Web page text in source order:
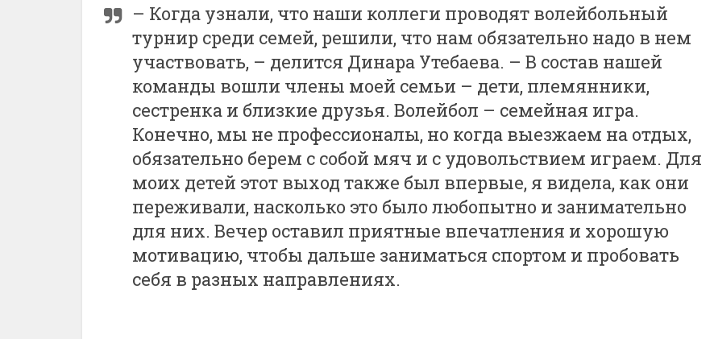
– Когда узнали, что наши коллеги проводят волейбольный
турнир среди семей, решили, что нам обязательно надо в нем
участвовать, – делится Динара Утебаева. – В состав нашей
команды вошли члены моей семьи – дети, племянники,
сестренка и близкие друзья. Волейбол – семейная игра.
Конечно, мы не профессионалы, но когда выезжаем на отдых,
обязательно берем с собой мяч и с удовольствием играем. Для
моих детей этот выход также был впервые, я видела, как они
переживали, насколько это было любопытно и занимательно
для них. Вечер оставил приятные впечатления и хорошую
мотивацию, чтобы дальше заниматься спортом и пробовать
себя в разных направлениях.